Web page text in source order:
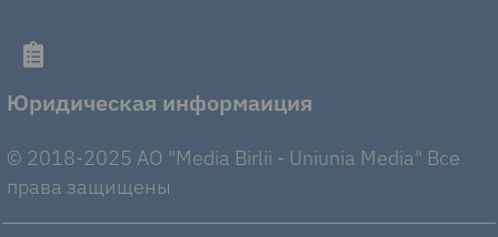
Юридическая информаиция
© 2018-2025 AO "Media Birlii - Uniunia Media" Все
права защищены